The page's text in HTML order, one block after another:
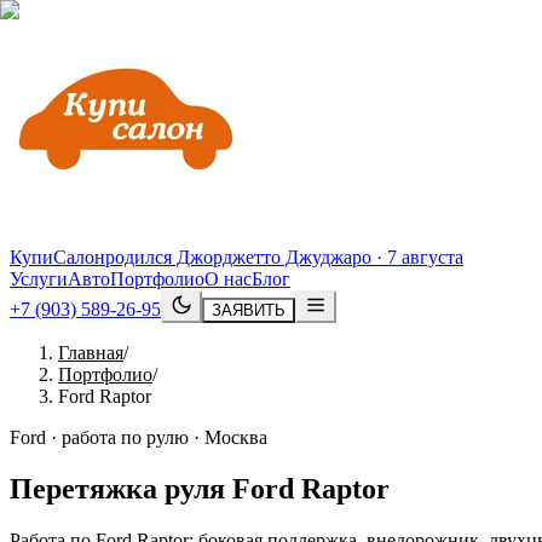
КупиСалонродился Джорджетто Джуджаро · 7 августа
УслугиАвтоПортфолиоО насБлог
+7 (903) 589-26-95
ЗАЯВИТЬ
Главная/
Портфолио/
Ford Raptor
Ford · работа по рулю · Москва
Перетяжка руля Ford Raptor